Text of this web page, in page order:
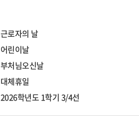
근로자의 날
어린이날
부처님오신날
대체휴일
2026학년도 1학기 3/4선